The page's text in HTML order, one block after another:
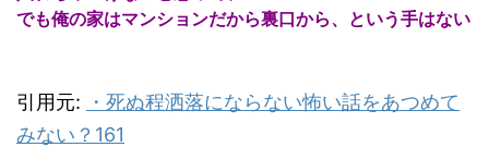
でも俺の家はマンションだから裏口から、という手はない
引用元: ・ 死ぬ程洒落にならない怖い話をあつめて
みない？161